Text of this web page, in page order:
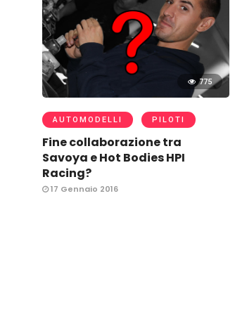
775
AUTOMODELLI PILOTI
Fine collaborazione tra
Savoya e Hot Bodies HPI
Racing?
17 Gennaio 2016